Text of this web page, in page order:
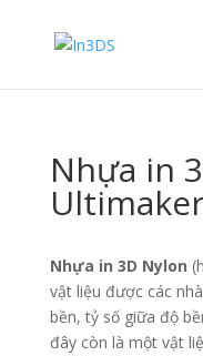
Nhựa in
Nhựa in 3D Nylon
vật liệu được các
bền, tỷ số giữa độ
đây còn là một vật